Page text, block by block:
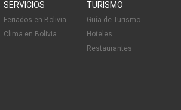
SERVICIOS
Feriados en Bolivia
Clima en Bolivia
TURISMO
Guía de Turismo
Hoteles
Restaurantes